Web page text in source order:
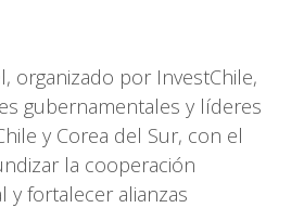
organizado por InvestChile,
gubernamentales y líderes
y Corea del Sur, con el
la cooperación
y fortalecer alianzas